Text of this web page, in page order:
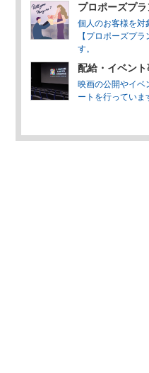
プロポーズプ
個人のお客様を対
【プロポーズプ
す。
配給・イベン
映画の公開やイベ
ートを行っていま